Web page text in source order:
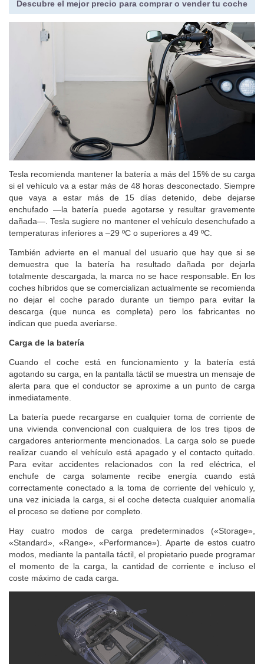
Descubre el mejor precio para comprar o vender tu coche
Tesla recomienda mantener la batería a más del 15% de su carga
si el vehículo va a estar más de 48 horas desconectado. Siempre
que vaya a estar más de 15 días detenido, debe dejarse
enchufado —la batería puede agotarse y resultar gravemente
dañada—. Tesla sugiere no mantener el vehículo desenchufado a
temperaturas inferiores a –29 ºC o superiores a 49 ºC.
También advierte en el manual del usuario que hay que si se
demuestra que la batería ha resultado dañada por dejarla
totalmente descargada, la marca no se hace responsable. En los
coches híbridos que se comercializan actualmente se recomienda
no dejar el coche parado durante un tiempo para evitar la
descarga (que nunca es completa) pero los fabricantes no
indican que pueda averiarse.
Carga de la batería
Cuando el coche está en funcionamiento y la batería está
agotando su carga, en la pantalla táctil se muestra un mensaje de
alerta para que el conductor se aproxime a un punto de carga
inmediatamente.
La batería puede recargarse en cualquier toma de corriente de
una vivienda convencional con cualquiera de los tres tipos de
cargadores anteriormente mencionados. La carga solo se puede
realizar cuando el vehículo está apagado y el contacto quitado.
Para evitar accidentes relacionados con la red eléctrica, el
enchufe de carga solamente recibe energía cuando está
correctamente conectado a la toma de corriente del vehículo y,
una vez iniciada la carga, si el coche detecta cualquier anomalía
el proceso se detiene por completo.
Hay cuatro modos de carga predeterminados («Storage»,
«Standard», «Range», «Performance»). Aparte de estos cuatro
modos, mediante la pantalla táctil, el propietario puede programar
el momento de la carga, la cantidad de corriente e incluso el
coste máximo de cada carga.